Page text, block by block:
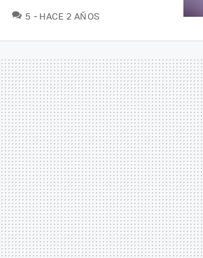
5 COMENTARIOS
HACE 2 AÑOS